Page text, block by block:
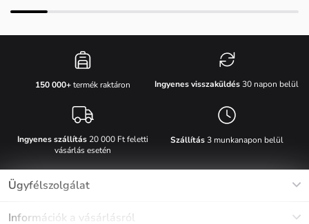
150 000+termék raktáron Ingyenes visszaküldés30 napon belül
Ingyenes szállítás20 000 Ft feletti
vásárlás esetén
Szállítás3 munkanapon belül
Ügyfélszolgálat
Információk a vásárlásról